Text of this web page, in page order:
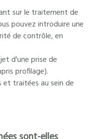
sur le traitement de
pouvez introduire une
de contrôle, en
d'une prise de
profilage).
et traitées au sein de